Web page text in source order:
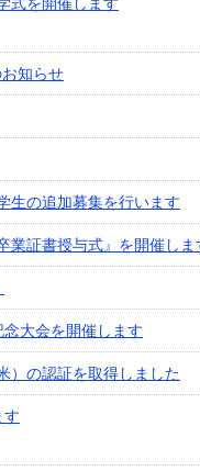
知らせ
生の追加募集を行います
業証書授与式』を開催しま
大会を開催します
）の認証を取得しました
す